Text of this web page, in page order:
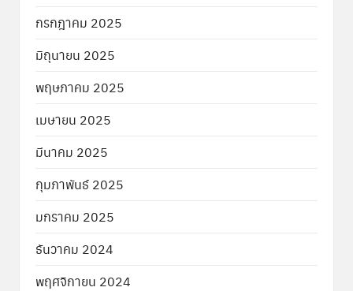
กรกฎาคม 2025
มิถุนายน 2025
พฤษภาคม 2025
เมษายน 2025
มีนาคม 2025
กุมภาพันธ์ 2025
มกราคม 2025
ธันวาคม 2024
พฤศจิกายน 2024